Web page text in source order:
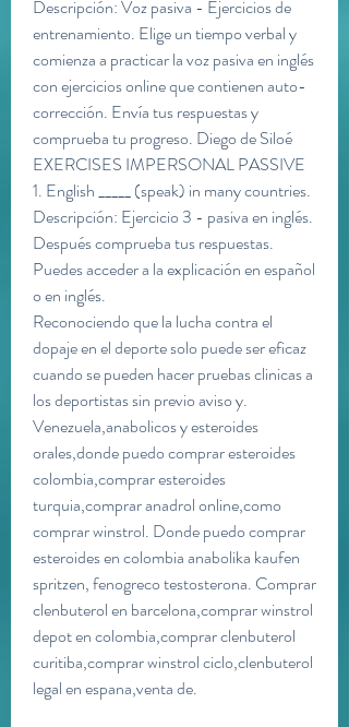
Descripción: Voz pasiva - Ejercicios de
entrenamiento. Elige un tiempo verbal y
comienza a practicar la voz pasiva en inglés
con ejercicios online que contienen auto-
corrección. Envía tus respuestas y
comprueba tu progreso. Diego de Siloé
EXERCISES IMPERSONAL PASSIVE
1. English _____ (speak) in many countries.
Descripción: Ejercicio 3 - pasiva en inglés.
Después comprueba tus respuestas.
Puedes acceder a la explicación en español
o en inglés.
Reconociendo que la lucha contra el
dopaje en el deporte solo puede ser eficaz
cuando se pueden hacer pruebas clinicas a
los deportistas sin previo aviso y.
Venezuela,anabolicos y esteroides
orales,donde puedo comprar esteroides
colombia,comprar esteroides
turquia,comprar anadrol online,como
comprar winstrol. Donde puedo comprar
esteroides en colombia anabolika kaufen
spritzen, fenogreco testosterona. Comprar
clenbuterol en barcelona,comprar winstrol
depot en colombia,comprar clenbuterol
curitiba,comprar winstrol ciclo,clenbuterol
legal en espana,venta de.